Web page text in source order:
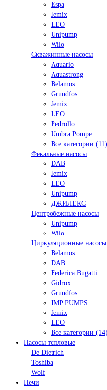
Espa
Jemix
LEO
Unipump
Wilo
Скважинные насосы
Aquario
Aquastrong
Belamos
Grundfos
Jemix
LEO
Pedrollo
Umbra Pompe
Все категории (11)
Фекальные насосы
DAB
Jemix
LEO
Unipump
ДЖИЛЕКС
Центробежные насосы
Unipump
Wilo
Циркуляционные насосы
Belamos
DAB
Federica Bugatti
Gidrox
Grundfos
IMP PUMPS
Jemix
LEO
Все категории (14)
Насосы тепловые
De Dietrich
Toshiba
Wolf
Печи